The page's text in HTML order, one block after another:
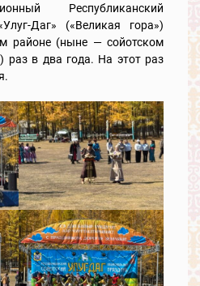
Республиканский
Даг» («Великая гора»)
районе (ныне — сойотском
раз в два года. На этот раз